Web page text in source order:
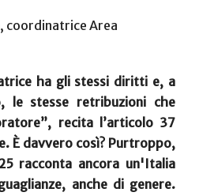
, coordinatrice Area
ha gli stessi diritti e, a
le stesse retribuzioni che
recita l’articolo 37
È davvero così? Purtroppo,
racconta ancora un'Italia
anche di genere.